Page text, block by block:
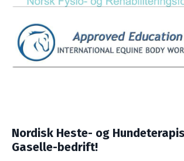
Nordisk Heste- og
Gaselle-bedrift!